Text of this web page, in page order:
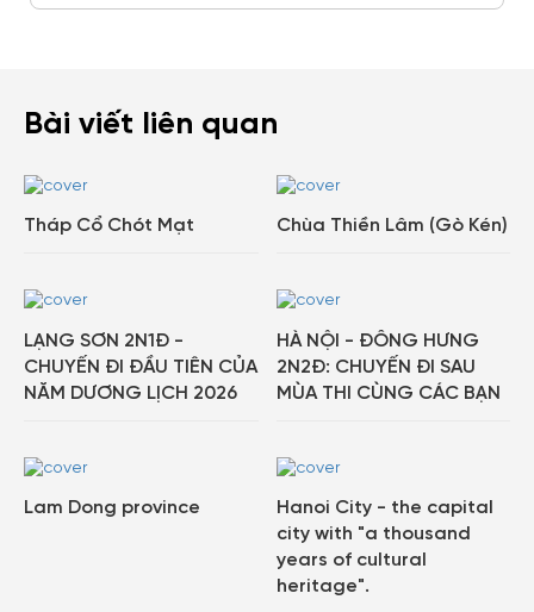
Bài viết liên quan
Tháp Cổ Chót Mạt Chùa Thiền Lâm (Gò Kén)
LẠNG SƠN 2N1Đ -
CHUYẾN ĐI ĐẦU TIÊN CỦA
NĂM DƯƠNG LỊCH 2026
HÀ NỘI - ĐÔNG HƯNG
2N2Đ: CHUYẾN ĐI SAU
MÙA THI CÙNG CÁC BẠN
Lam Dong province
Hanoi City - the capital
city with "a thousand
years of cultural
heritage".
Tạo tài khoản để có thể
dẫn dành cho thành viên đến từ các đối tác của
Hoặc đăng nhập bằng
Facebook